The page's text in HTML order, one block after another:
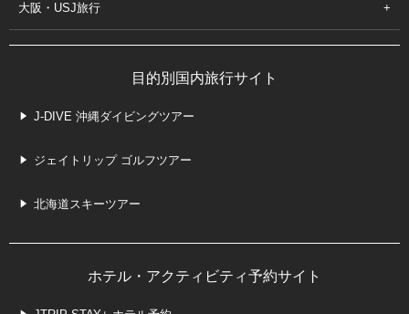
大阪・USJ旅行
目的別国内旅行サイト
J-DIVE 沖縄ダイビングツアー
ジェイトリップ ゴルフツアー
北海道スキーツアー
ホテル・アクティビティ予約サイト